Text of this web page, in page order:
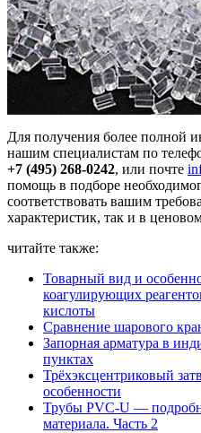
Для получения более полной
нашим специалистам по
+7 (495) 268-0242, или почте
помощь в подборе
соответствовать вашим
характеристик, так и в
читайте также:
Товарный вид и
коагулирующих
кислоты
Сравнение шарового
Запорная арматура в
пунктах
Трёхэксцентриковый
особенности
Трубы PVC-U —
материала. Часть 2